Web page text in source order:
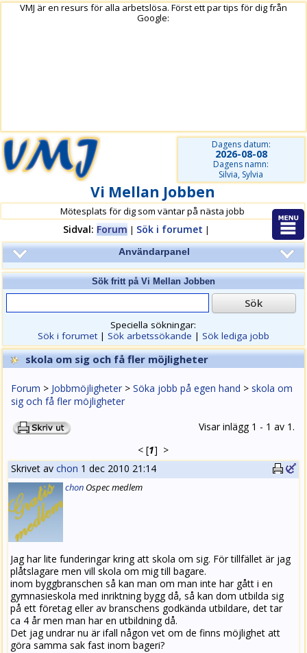
VMJ är en resurs för alla arbetslösa. Först ett par tips för dig från
Google:
Dagens datum:
2026-08-08
Dagens namn:
Silvia, Sylvia
Vi Mellan Jobben
Mötesplats för dig som väntar på nästa jobb
Sidval:Forum | Sök i forumet |
Användarpanel
Sök fritt på Vi Mellan Jobben
Speciella sökningar:
Sök i forumet| Sök arbetssökande | Sök lediga jobb
skola om sig och få fler möjligheter
Forum > Jobbmöjligheter> Söka jobb på egen hand > skola om
sig och få fler möjligheter
Visar inlägg 1 - 1 av 1.
<[1] >
Skrivet avchon 1 dec 2010 21:14
chon Ospec medlem
Jag har lite funderingar kring att skola om sig. För tillfället är jag
plåtslagare men vill skola om mig till bagare.
inom byggbranschen så kan man om man inte har gått i en
gymnasieskola med inriktning bygg då, så kan dom utbilda sig
på ett företag eller av branschens godkända utbildare, det tar
ca 4 år men man har en utbildning då.
Det jag undrar nu är ifall någon vet om de finns möjlighet att
göra samma sak fast inom bageri?